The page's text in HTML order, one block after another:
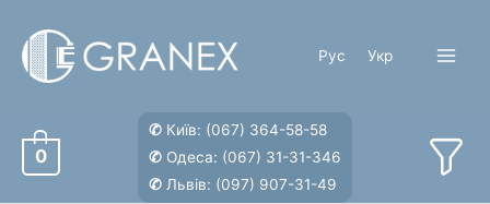
содержимому
Рус Укр
0
✆ Київ: (067) 364-58-58
✆ Одеса: (067) 31-31-346
✆ Львів: (097) 907-31-49